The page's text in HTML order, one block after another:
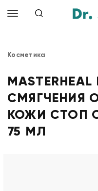
Косметика
СМЯГЧЕНИЯ
КОЖИ СТОП
75 МЛ